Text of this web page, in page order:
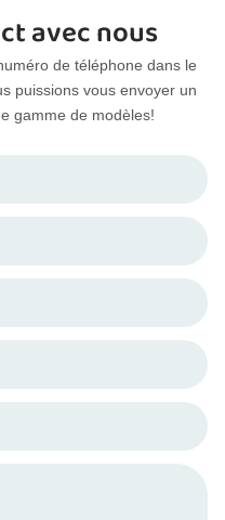
avec nous
de téléphone dans le
puissions vous envoyer un
gamme de modèles!